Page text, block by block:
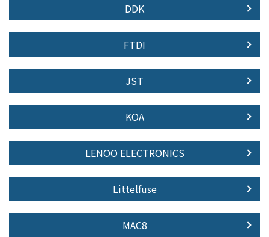
DDK
FTDI
JST
KOA
LENOO ELECTRONICS
Littelfuse
MAC8